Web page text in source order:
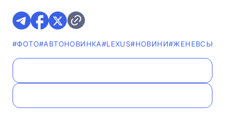
#ФОТО#АВТОНОВИНКА#LEXUS#НОВИНИ